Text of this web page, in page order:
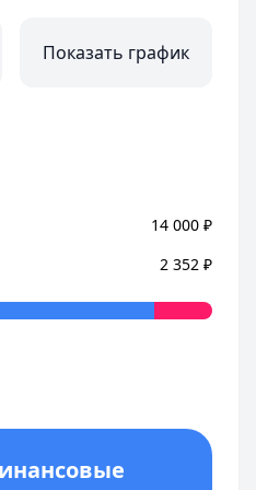
Показать график
14 000 ₽
2 352 ₽